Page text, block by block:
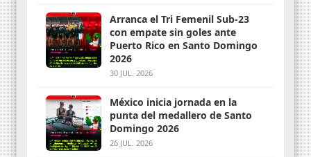
Arranca el Tri Femenil Sub-23
con empate sin goles ante
Puerto Rico en Santo Domingo
2026
30 JUL. 2026
México inicia jornada en la
punta del medallero de Santo
Domingo 2026
26 JUL. 2026